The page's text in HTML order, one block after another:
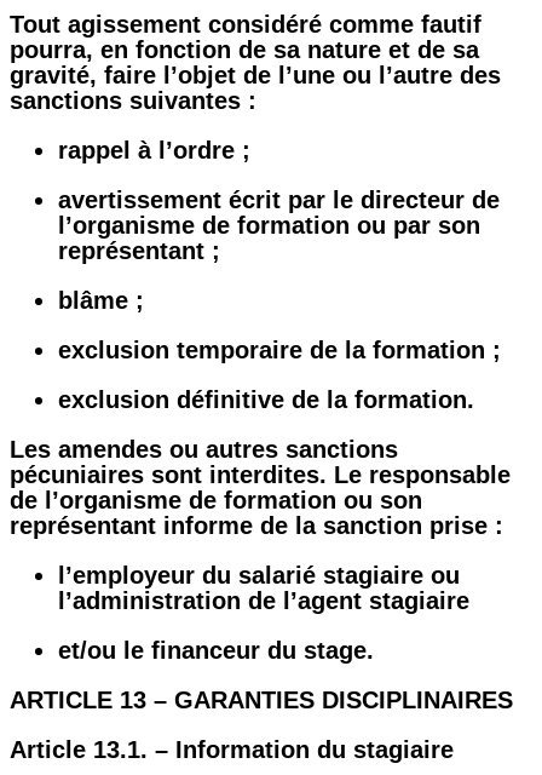
Tout agissement considéré comme fautif
pourra, en fonction de sa nature et de sa
gravité, faire l’objet de l’une ou l’autre des
sanctions suivantes :
rappel à l’ordre ;
avertissement écrit par le directeur de
l’organisme de formation ou par son
représentant ;
blâme ;
exclusion temporaire de la formation ;
exclusion définitive de la formation.
Les amendes ou autres sanctions
pécuniaires sont interdites. Le responsable
de l’organisme de formation ou son
représentant informe de la sanction prise :
l’employeur du salarié stagiaire ou
l’administration de l’agent stagiaire
et/ou le financeur du stage.
ARTICLE 13 – GARANTIES DISCIPLINAIRES
Article 13.1. – Information du stagiaire